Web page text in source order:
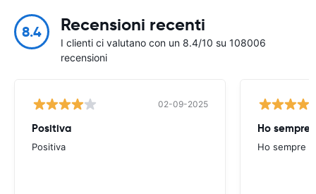
8.4 Recensioni recenti
I clienti ci valutano con un 8.4/10 su 108006
recensioni
02-09-2025
Positiva
Positiva
Ho sempre
Ho sempre